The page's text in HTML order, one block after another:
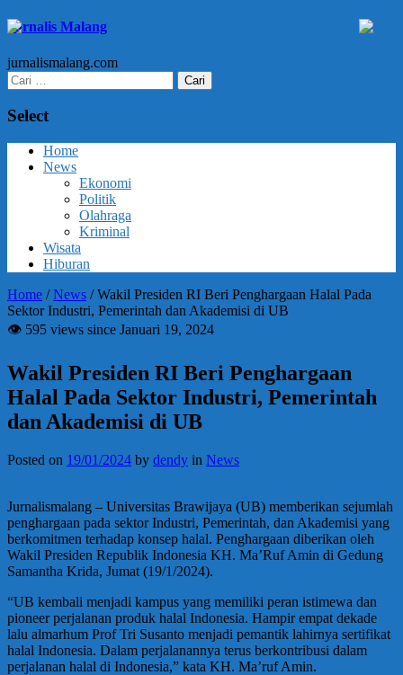
Jurnalis Malang
jurnalismalang.com
Cari
untuk:
Select
Home
News
Ekonomi
Politik
Olahraga
Kriminal
Wisata
Hiburan
Home /News /Wakil Presiden RI Beri Penghargaan Halal Pada
Sektor Industri, Pemerintah dan Akademisi di UB
👁 595 views since Januari 19, 2024
Wakil Presiden RI Beri Penghargaan
Halal Pada Sektor Industri, Pemerintah
dan Akademisi di UB
Posted on 19/01/2024 by dendy in News
Jurnalismalang – Universitas Brawijaya (UB) memberikan sejumlah
penghargaan pada sektor Industri, Pemerintah, dan Akademisi yang
berkomitmen terhadap konsep halal. Penghargaan diberikan oleh
Wakil Presiden Republik Indonesia KH. Ma’Ruf Amin di Gedung
Samantha Krida, Jumat (19/1/2024).
“UB kembali menjadi kampus yang memiliki peran istimewa dan
pioneer perjalanan produk halal Indonesia. Hampir empat dekade
lalu almarhum Prof Tri Susanto menjadi pemantik lahirnya sertifikat
halal Indonesia. Dalam perjalanannya terus berkontribusi dalam
perjalanan halal di Indonesia,” kata KH. Ma’ruf Amin.